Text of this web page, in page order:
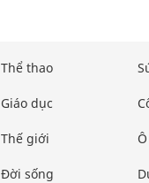
Thể thao
Giáo dục
Thế giới
Đời sống